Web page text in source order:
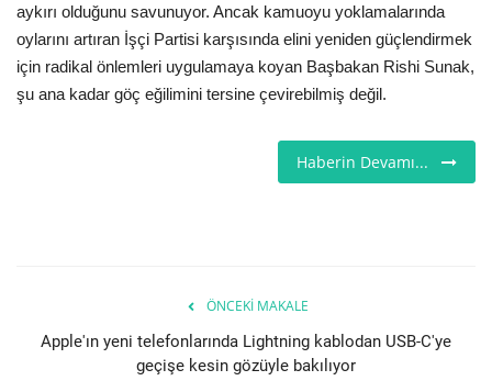
Galeri
İletişim
aykırı olduğunu savunuyor. Ancak kamuoyu yoklamalarında
oylarını artıran İşçi Partisi karşısında elini yeniden güçlendirmek
için radikal önlemleri uygulamaya koyan Başbakan Rishi Sunak,
şu ana kadar göç eğilimini tersine çevirebilmiş değil.
Haberin Devamı...
ÖNCEKI MAKALE
Apple'ın yeni telefonlarında Lightning kablodan USB-C'ye
geçişe kesin gözüyle bakılıyor